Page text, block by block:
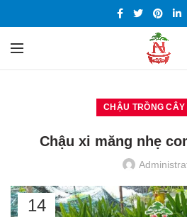
CHẬU TRỒNG CÂY
Chậu xi măng nhẹ
14